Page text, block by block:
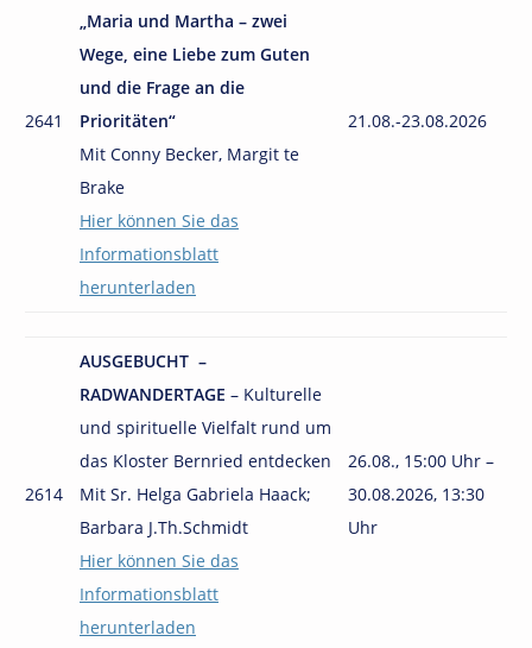
2641
„Maria und Martha – zwei
Wege, eine Liebe zum Guten
und die Frage an die
Prioritäten“
Mit Conny Becker, Margit te
Brake
Hier können Sie das
Informationsblatt
herunterladen
21.08.-23.08.2026
2614
AUSGEBUCHT –
RADWANDERTAGE – Kulturelle
und spirituelle Vielfalt rund um
das Kloster Bernried entdecken
Mit Sr. Helga Gabriela Haack;
Barbara J.Th.Schmidt
Hier können Sie das
Informationsblatt
herunterladen
26.08., 15:00 Uhr –
30.08.2026, 13:30
Uhr